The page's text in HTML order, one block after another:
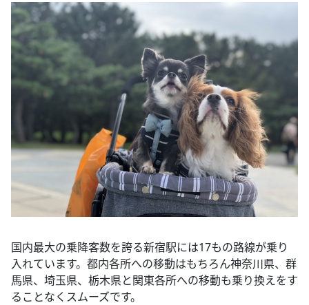
国内最大の乗降客数を誇る新宿駅には17もの路線が乗り
入れています。都内各所への移動はもちろん神奈川県、群
馬県、埼玉県、栃木県と関東各所への移動も乗り換えをす
ることなくスムーズです。